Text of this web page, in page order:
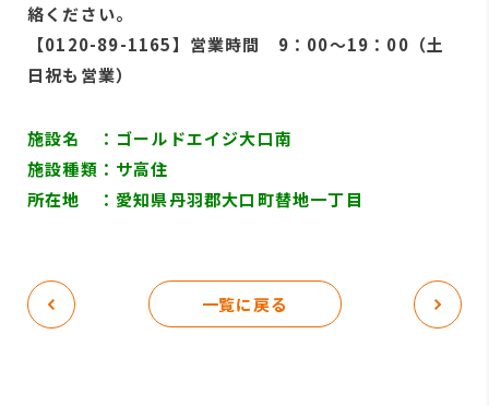
絡ください。
【0120-89-1165】営業時間 9：00～19：00（土
日祝も営業）
施設名 ：ゴールドエイジ大口南
施設種類：サ高住
所在地 ：愛知県丹羽郡大口町替地一丁目
一覧に戻る